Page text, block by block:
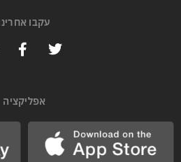
עקבו
אפליקציה